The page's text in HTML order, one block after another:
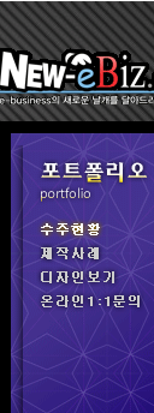
ㆍ 수주현황
ㆍ 제작사례